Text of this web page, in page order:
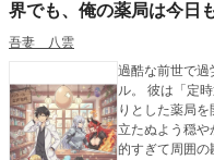
界でも、俺の薬局は今日
吾妻 八雲
過酷な前世で過
ル。 彼は「定
りとした薬局を開く。 現代の薬学知識と魔
立たぬよう穏
的すぎて周囲の勘違いを連発